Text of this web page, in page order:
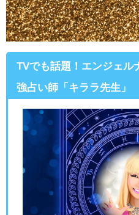
TVでも話題！エンジェル
強占い師「キララ先生」